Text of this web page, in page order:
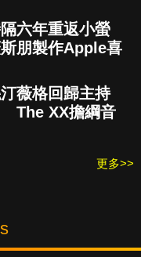
六年重返小螢
朋製作Apple喜
薇格回歸主持
The XX擔綱音
更多>>